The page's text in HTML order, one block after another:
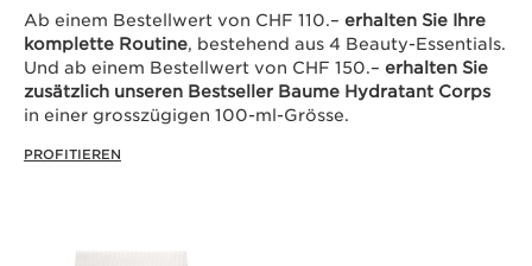
Ab einem Bestellwert von CHF 110.– erhalten Sie Ihre
komplette Routine, bestehend aus 4 Beauty-Essentials.
Und ab einem Bestellwert von CHF 150.– erhalten Sie
zusätzlich unseren Bestseller Baume Hydratant Corps
in einer grosszügigen 100-ml-Grösse.
PROFITIEREN